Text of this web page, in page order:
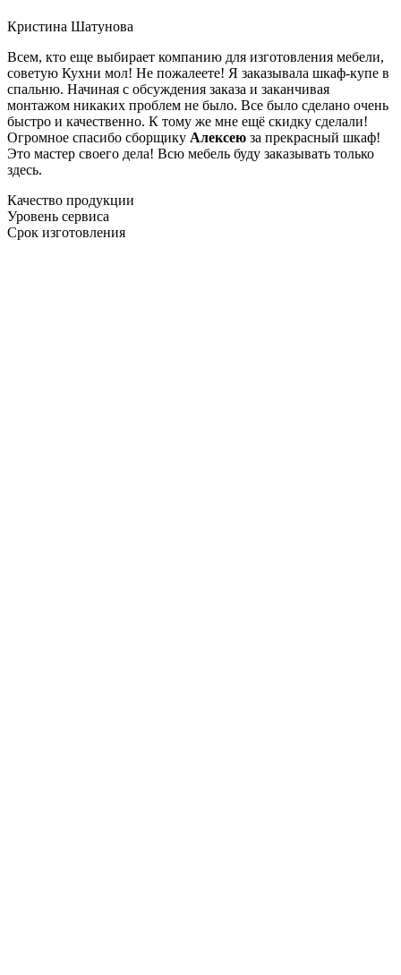
Кристина Шатунова
Всем, кто еще выбирает компанию для изготовления мебели,
советую Кухни мол! Не пожалеете! Я заказывала шкаф-купе в
спальню. Начиная с обсуждения заказа и заканчивая
монтажом никаких проблем не было. Все было сделано очень
быстро и качественно. К тому же мне ещё скидку сделали!
Огромное спасибо сборщику Алексею за прекрасный шкаф!
Это мастер своего дела! Всю мебель буду заказывать только
здесь.
Качество продукции
Уровень сервиса
Срок изготовления